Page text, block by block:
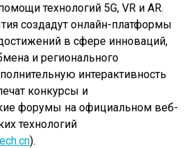
технологий 5G, VR и AR.
создадут онлайн-платформы
в сфере инноваций,
и регионального
интерактивность
конкурсы и
форумы на официальном веб-
технологий
).